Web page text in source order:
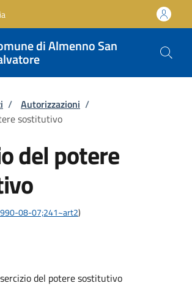
di Almenno San
pane
/ Autorizzazioni /
sostitutivo
del potere
08-07;241~art2)
del potere sostitutivo